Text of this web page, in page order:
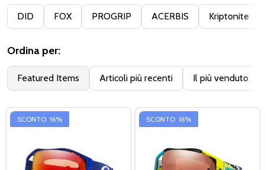
Filter
By
DID FOX PROGRIP ACERBIS Kriptonite
Ordina per:
Featured Items Articoli più recenti Il più venduto
SCONTO 16% SCONTO 16%